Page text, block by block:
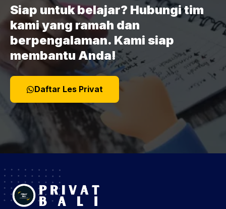
Siap untuk belajar? Hubungi tim
kami yang ramah dan
berpengalaman. Kami siap
membantu Anda!
Daftar Les Privat